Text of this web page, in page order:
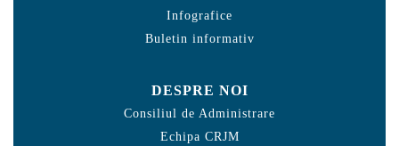
Infografice
Buletin informativ
DESPRE NOI
Consiliul de Administrare
Echipa CRJM